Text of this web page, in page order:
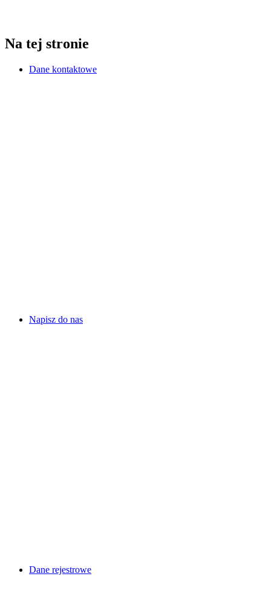
Na tej stronie
Dane kontaktowe
Napisz do nas
Dane rejestrowe